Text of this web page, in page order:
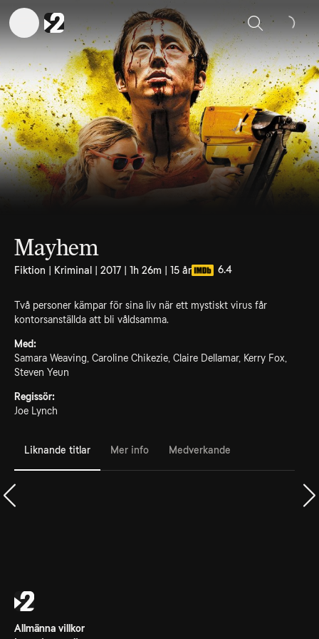
Sök
Mayhem
Fiktion | Kriminal | 2017 | 1h 26m | 15 år 6.4
Två personer kämpar för sina liv när ett mystiskt virus får
kontorsanställda att bli våldsamma.
Med:
Samara Weaving, Caroline Chikezie, Claire Dellamar, Kerry Fox,
Steven Yeun
Regissör:
Joe Lynch
Liknande titlar Mer info Medverkande
Allmänna villkor